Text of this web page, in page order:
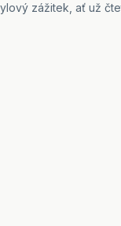
zážitek, ať už